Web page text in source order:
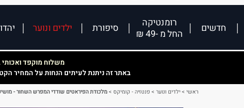
חדשים
רומנטיקה
החל מ -49 ₪
סיפורת ילדים ונוער
משלוח מוקפד ואכותי
באתר זה ניתנת לעיתים הנחות על המחיר
ראשי >ילדים ונוער > פנטזיה - קומיקס >מלכודת הפיראטים שודדי המפרש השחור -